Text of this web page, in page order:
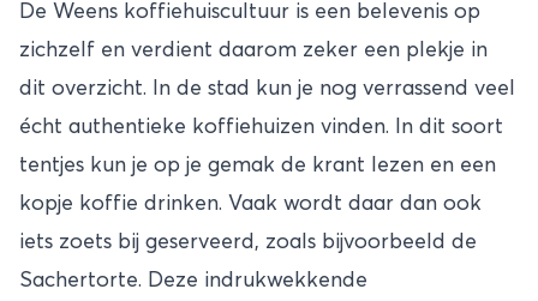
De Weens koffiehuiscultuur is een belevenis op
zichzelf en verdient daarom zeker een plekje in
dit overzicht. In de stad kun je nog verrassend veel
écht authentieke koffiehuizen vinden. In dit soort
tentjes kun je op je gemak de krant lezen en een
kopje koffie drinken. Vaak wordt daar dan ook
iets zoets bij geserveerd, zoals bijvoorbeeld de
Sachertorte. Deze indrukwekkende